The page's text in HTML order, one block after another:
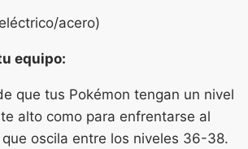
acero)
equipo:
que tus Pokémon tengan un nivel
alto como para enfrentarse al
oscila entre los niveles 36-38.